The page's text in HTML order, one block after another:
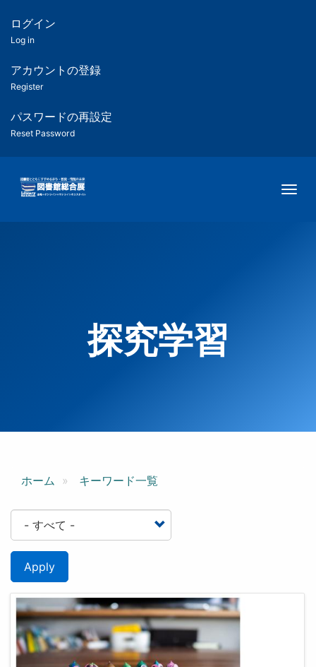
ツ
匿
名
ユ
ー
ー
用
メ
ログイン
Log in
アカウントの登録
Register
パスワードの再設定
Reset Password
探究学習
ホーム キーワード一覧
Apply